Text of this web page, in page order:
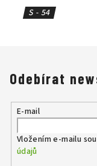
S - 54
Odebírat
E-mail
Vložením e-mailu
údajů